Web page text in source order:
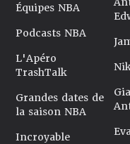
Équipes NBA
Podcasts NBA
L'Apéro
TrashTalk
Grandes dates de
la saison NBA
Incroyable